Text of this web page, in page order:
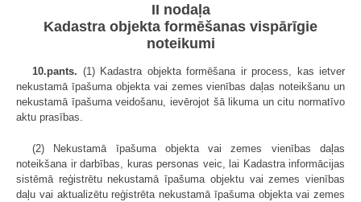
II nodaļa
Kadastra objekta formēšanas vispārīgie
noteikumi
10.pants. (1) Kadastra objekta formēšana ir process, kas ietver
nekustamā īpašuma objekta vai zemes vienības daļas noteikšanu un
nekustamā īpašuma veidošanu, ievērojot šā likuma un citu normatīvo
aktu prasības.
(2) Nekustamā īpašuma objekta vai zemes vienības daļas
noteikšana ir darbības, kuras personas veic, lai Kadastra informācijas
sistēmā reģistrētu nekustamā īpašuma objektu vai zemes vienības
daļu vai aktualizētu reģistrēta nekustamā īpašuma objekta vai zemes